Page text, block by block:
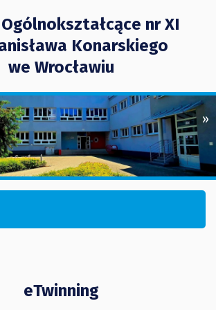
nr XI
Konarskiego
we Wrocławiu
»
eTwinning